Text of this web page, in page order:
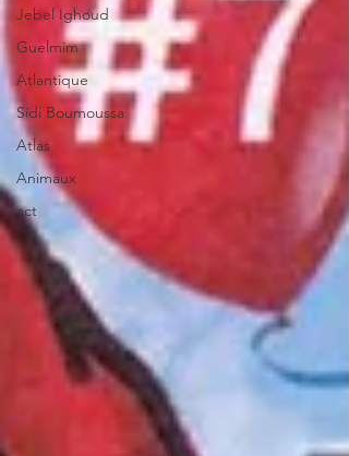
Jebel Ighoud
Guelmim
Atlantique
Sidi Boumoussa
Atlas
Animaux
act